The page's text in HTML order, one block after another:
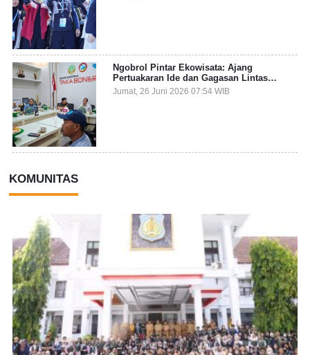
Ngobrol Pintar Ekowisata: Ajang
Pertuakaran Ide dan Gagasan Lintas
Sektor
Jumat, 26 Juni 2026 07:54 WIB
KOMUNITAS